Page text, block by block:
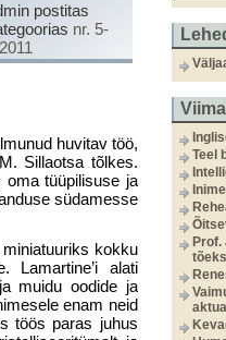
Teel
postitas
nr. 5-
huvitav töö,
Sillaotsa tõlkes.
tüüpilisuse ja
südamesse
kokku
alati
muidu oodide ja
enam neid
töös paras juhus